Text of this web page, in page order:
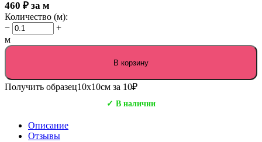
460 ₽ за м
Количество (м):
−
+
м
В корзину
Получить образец10х10см за 10₽
✓ В наличии
Описание
Отзывы